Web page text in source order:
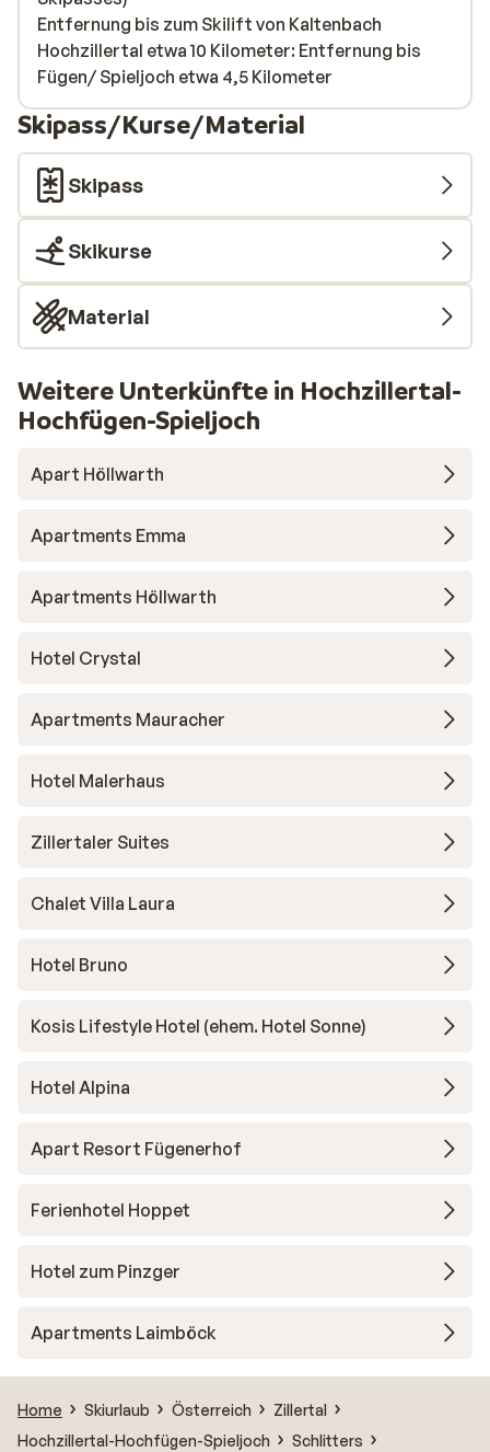
Entfernung bis zum Skilift von Kaltenbach
Hochzillertal etwa 10 Kilometer: Entfernung bis
Fügen/ Spieljoch etwa 4,5 Kilometer
Skipass/Kurse/Material
Skipass
Skikurse
Material
Weitere Unterkünfte in Hochzillertal-
Hochfügen-Spieljoch
Apart Höllwarth
Apartments Emma
Apartments Höllwarth
Hotel Crystal
Apartments Mauracher
Hotel Malerhaus
Zillertaler Suites
Chalet Villa Laura
Hotel Bruno
Kosis Lifestyle Hotel (ehem. Hotel Sonne)
Hotel Alpina
Apart Resort Fügenerhof
Ferienhotel Hoppet
Hotel zum Pinzger
Apartments Laimböck
Home Skiurlaub Österreich
Zillertal
Hochzillertal-Hochfügen-Spieljoch
Schlitters